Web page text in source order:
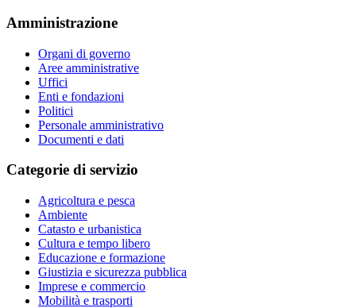
Amministrazione
Organi di governo
Aree amministrative
Uffici
Enti e fondazioni
Politici
Personale amministrativo
Documenti e dati
Categorie di servizio
Agricoltura e pesca
Ambiente
Catasto e urbanistica
Cultura e tempo libero
Educazione e formazione
Giustizia e sicurezza pubblica
Imprese e commercio
Mobilità e trasporti